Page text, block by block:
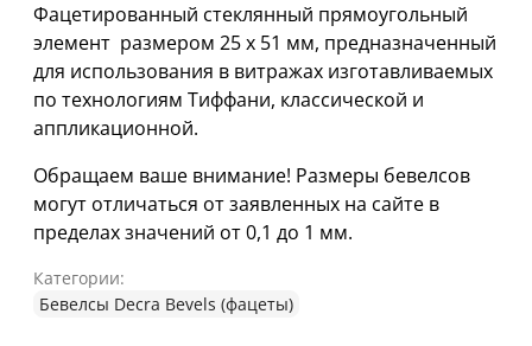
Фацетированный стеклянный прямоугольный
элемент размером 25 х 51 мм, предназначенный
для использования в витражах изготавливаемых
по технологиям Тиффани, классической и
аппликационной.
Обращаем ваше внимание! Размеры бевелсов
могут отличаться от заявленных на сайте в
пределах значений от 0,1 до 1 мм.
Категории:
Бевелсы Decra Bevels (фацеты)